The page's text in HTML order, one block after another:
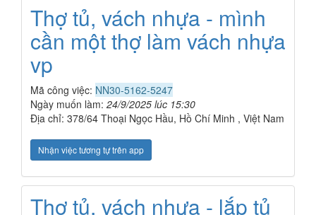
Thợ tủ, vách nhựa - mình
cần một thợ làm vách nhựa
vp
Mã công việc: NN30-5162-5247
Ngày muốn làm: 24/9/2025 lúc 15:30
Địa chỉ: 378/64 Thoại Ngọc Hầu, Hồ Chí Minh , Việt Nam
Nhận việc tương tự trên app
Thợ tủ, vách nhựa - lắp tủ